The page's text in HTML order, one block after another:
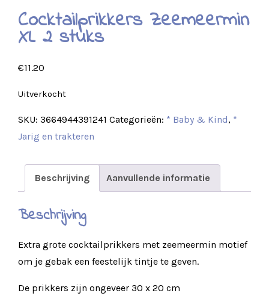
Cocktailprikkers Zeemeermin
XL 2 stuks
€11.20
Uitverkocht
SKU: 3664944391241 Categorieën: * Baby & Kind, *
Jarig en trakteren
Beschrijving Aanvullende informatie
Beschrijving
Extra grote cocktailprikkers met zeemeermin motief
om je gebak een feestelijk tintje te geven.
De prikkers zijn ongeveer 30 x 20 cm